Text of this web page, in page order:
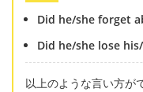
Did he/she forget
Did he/she lose
以上のような言い方が